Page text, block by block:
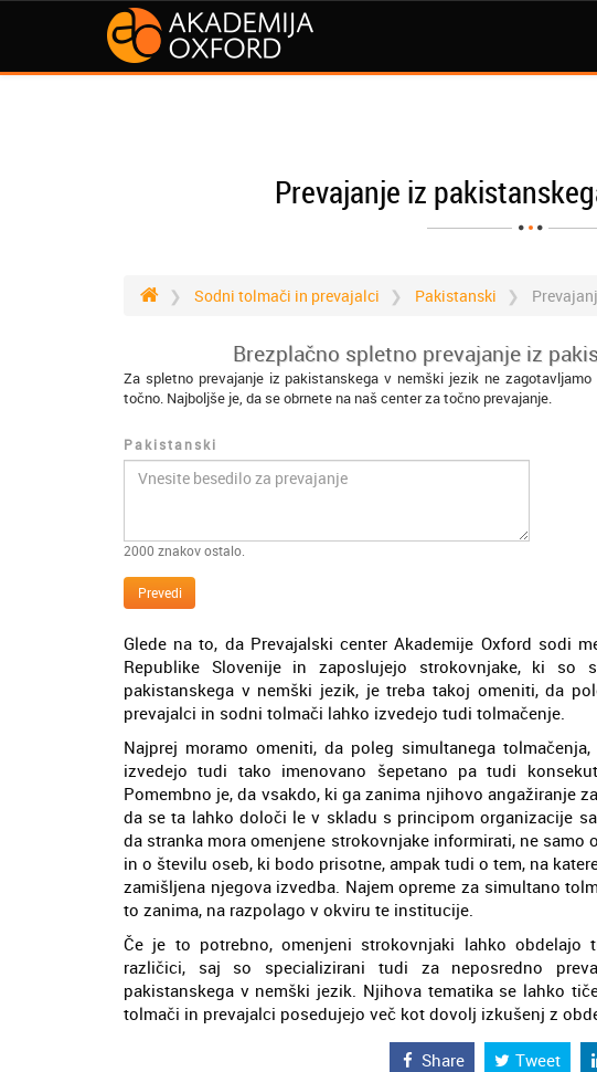
Prevajanje iz
Sodni tolmači in prevajalci Pakistanski
Brezplačno spletno prevajanje iz
Za spletno prevajanje iz pakistanskega v nemški jezik ne
točno. Najboljše je, da se obrnete na naš center za točno prevajanje.
Pakistanski
2000 znakov ostalo.
Prevedi
Glede na to, da Prevajalski center Akademije Oxford sodi
Republike Slovenije in zaposlujejo strokovnjake, ki so
pakistanskega v nemški jezik, je treba takoj omeniti, da
prevajalci in sodni tolmači lahko izvedejo tudi tolmačenje.
Najprej moramo omeniti, da poleg simultanega
izvedejo tudi tako imenovano šepetano pa tudi
Pomembno je, da vsakdo, ki ga zanima njihovo angažiranje
da se ta lahko določi le v skladu s principom organizacije
da stranka mora omenjene strokovnjake informirati, ne
in o številu oseb, ki bodo prisotne, ampak tudi o tem, na
zamišljena njegova izvedba. Najem opreme za simultano
to zanima, na razpolago v okviru te institucije.
Če je to potrebno, omenjeni strokovnjaki lahko
različici, saj so specializirani tudi za neposredno
pakistanskega v nemški jezik. Njihova tematika se lahko
tolmači in prevajalci posedujejo več kot dovolj izkušenj z
Share Tweet